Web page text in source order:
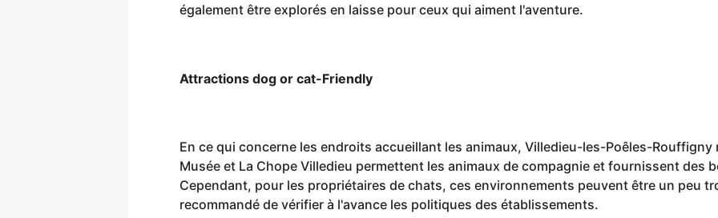
également être explorés en laisse pour ceux qui aiment l'aventure.
Attractions dog or cat-Friendly
En ce qui concerne les endroits accueillant les animaux, Villedieu-les-Poêles-Rouffigny
Musée et La Chope Villedieu permettent les animaux de compagnie et fournissent des
Cependant, pour les propriétaires de chats, ces environnements peuvent être un peu
recommandé de vérifier à l'avance les politiques des établissements.